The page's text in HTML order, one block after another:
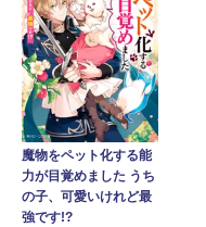
魔物をペット化する能
力が目覚めました うち
の子、可愛いけれど最
強です!?